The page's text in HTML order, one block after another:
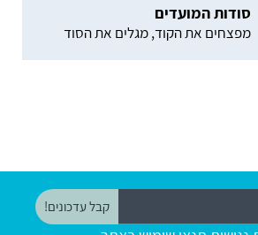
סודות המועדים
מפצחים את הקוד, מגלים את הסוד